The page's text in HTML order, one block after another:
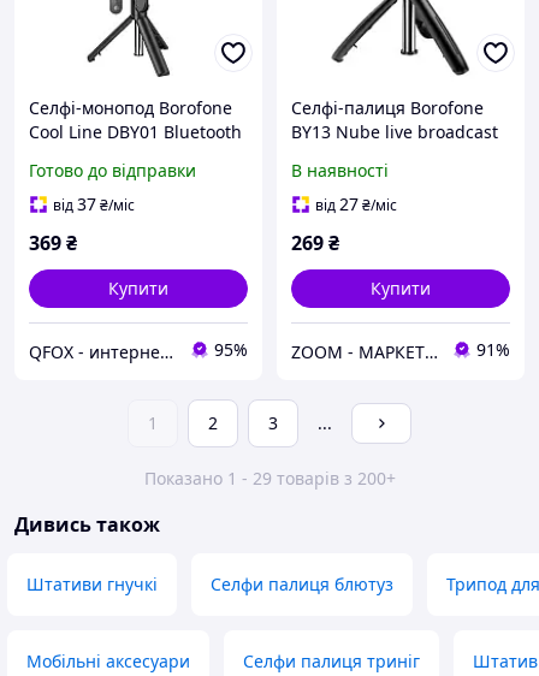
Селфі-монопод Borofone
Cool Line DBY01 Bluetooth
для смартфона 4.5 7
дюймів
Готово до відправки
від37₴/міс
369₴
Купити
QFOX - интернет магазин 95%
Селфі-палиця Borofone
BY13 Nube live broadcast
В наявності
від27₴/міс
269₴
Купити
ZOOM - МАРКЕТ ЦИФРОВОЇ ТЕХНІКИ 91%
1 2 3 ...
Показано 1 - 29 товарів з 200+
Дивись також
Штативи гнучкі Селфи палиця блютуз Трипод
Мобільні аксесуари Селфи палиця триніг